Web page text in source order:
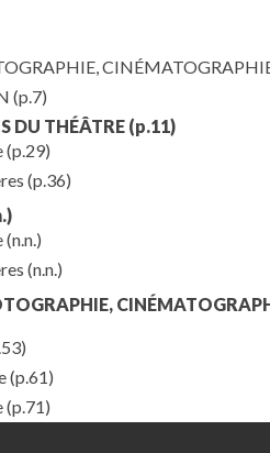
(p.7)
DU THÉÂTRE (p.11)
(p.29)
(p.36)
(n.n.)
(n.n.)
(p.61)
(p.71)